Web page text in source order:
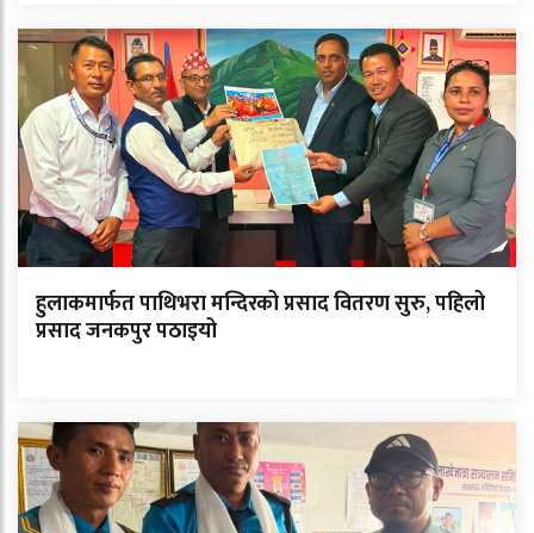
हुलाकमार्फत पाथिभरा मन्दिरको प्रसाद वितरण सुरु, पहिलो
प्रसाद जनकपुर पठाइयो